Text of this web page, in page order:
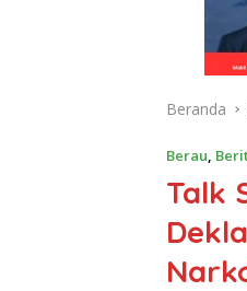
Beranda
Berau,
Talk